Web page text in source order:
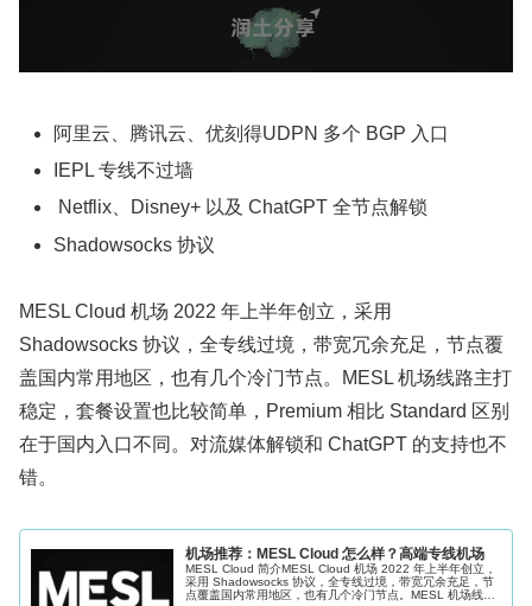
阿里云、腾讯云、优刻得UDPN 多个 BGP 入口
IEPL 专线不过墙
Netflix、Disney+ 以及 ChatGPT 全节点解锁
Shadowsocks 协议
MESL Cloud 机场 2022 年上半年创立，采用
Shadowsocks 协议，全专线过境，带宽冗余充足，节点覆
盖国内常用地区，也有几个冷门节点。MESL 机场线路主打
稳定，套餐设置也比较简单，Premium 相比 Standard 区别
在于国内入口不同。对流媒体解锁和 ChatGPT 的支持也不
错。
机场推荐：MESL Cloud 怎么样？高端专线机场
MESL Cloud 简介MESL Cloud 机场 2022 年上半年创立，
采用 Shadowsocks 协议，全专线过境，带宽冗余充足，节
点覆盖国内常用地区，也有几个冷门节点。MESL 机场线路